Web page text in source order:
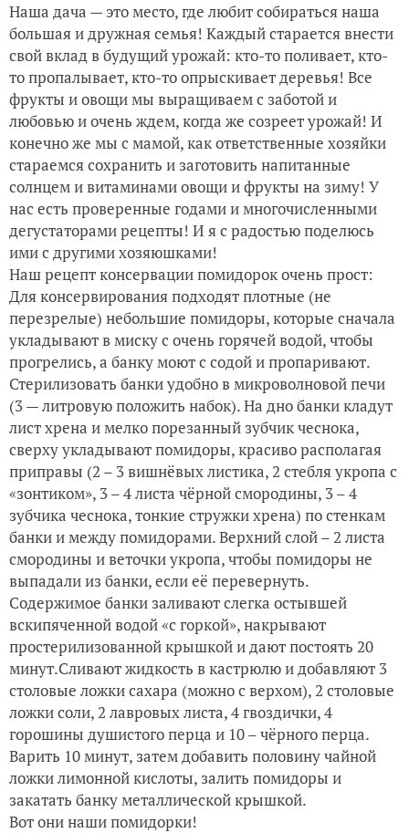
Наша дача — это место, где любит собираться наша
большая и дружная семья! Каждый старается внести
свой вклад в будущий урожай: кто-то поливает, кто-
то пропалывает, кто-то опрыскивает деревья! Все
фрукты и овощи мы выращиваем с заботой и
любовью и очень ждем, когда же созреет урожай! И
конечно же мы с мамой, как ответственные хозяйки
стараемся сохранить и заготовить напитанные
солнцем и витаминами овощи и фрукты на зиму! У
нас есть проверенные годами и многочисленными
дегустаторами рецепты! И я с радостью поделюсь
ими с другими хозяюшками!
Наш рецепт консервации помидорок очень прост:
Для консервирования подходят плотные (не
перезрелые) небольшие помидоры, которые сначала
укладывают в миску с очень горячей водой, чтобы
прогрелись, а банку моют с содой и пропаривают.
Стерилизовать банки удобно в микроволновой печи
(3 — литровую положить набок). На дно банки кладут
лист хрена и мелко порезанный зубчик чеснока,
сверху укладывают помидоры, красиво располагая
приправы (2 – 3 вишнёвых листика, 2 стебля укропа с
«зонтиком», 3 – 4 листа чёрной смородины, 3 – 4
зубчика чеснока, тонкие стружки хрена) по стенкам
банки и между помидорами. Верхний слой – 2 листа
смородины и веточки укропа, чтобы помидоры не
выпадали из банки, если её перевернуть.
Содержимое банки заливают слегка остывшей
вскипяченной водой «с горкой», накрывают
простерилизованной крышкой и дают постоять 20
минут.Сливают жидкость в кастрюлю и добавляют 3
столовые ложки сахара (можно с верхом), 2 столовые
ложки соли, 2 лавровых листа, 4 гвоздички, 4
горошины душистого перца и 10 – чёрного перца.
Варить 10 минут, затем добавить половину чайной
ложки лимонной кислоты, залить помидоры и
закатать банку металлической крышкой.
Вот они наши помидорки!